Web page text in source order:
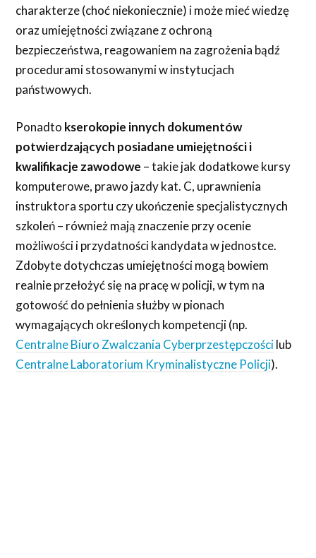
charakterze (choć niekoniecznie) i może mieć wiedzę
oraz umiejętności związane z ochroną
bezpieczeństwa, reagowaniem na zagrożenia bądź
procedurami stosowanymi w instytucjach
państwowych.
Ponadto kserokopie innych dokumentów
potwierdzających posiadane umiejętności i
kwalifikacje zawodowe – takie jak dodatkowe kursy
komputerowe, prawo jazdy kat. C, uprawnienia
instruktora sportu czy ukończenie specjalistycznych
szkoleń – również mają znaczenie przy ocenie
możliwości i przydatności kandydata w jednostce.
Zdobyte dotychczas umiejętności mogą bowiem
realnie przełożyć się na pracę w policji, w tym na
gotowość do pełnienia służby w pionach
wymagających określonych kompetencji (np.
Centralne Biuro Zwalczania Cyberprzestępczościlub
Centralne Laboratorium Kryminalistyczne Policji).